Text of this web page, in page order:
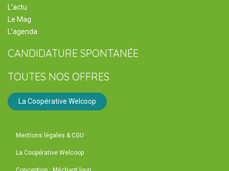
L’actu
Le Mag
L’agenda
CANDIDATURE SPONTANÉE
TOUTES NOS OFFRES
La Coopérative Welcoop
Mentions légales & CGU
La Coopérative Welcoop